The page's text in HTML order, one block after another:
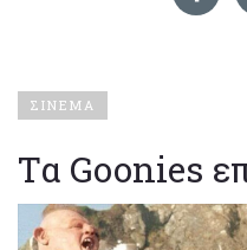
ΣΙΝΕΜΑ
Τα Goonies